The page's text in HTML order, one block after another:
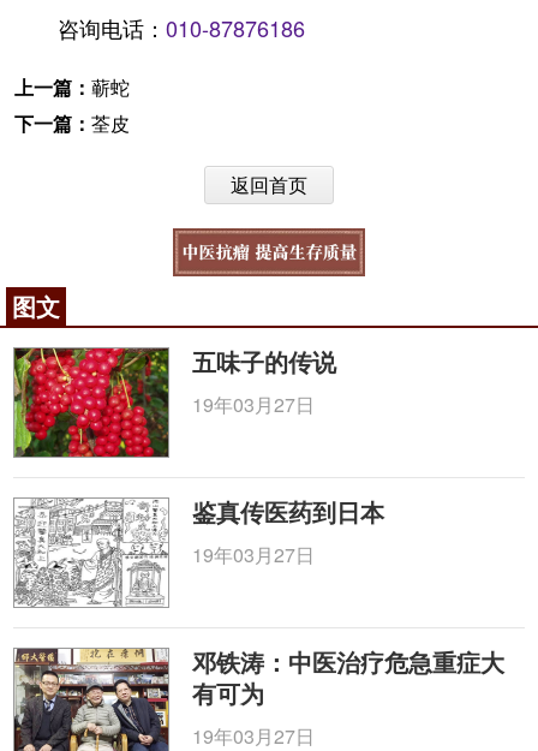
咨询电话： 010-87876186
上一篇： 蕲蛇
下一篇： 荃皮
返回首页
图文
五味子的传说
19年03月27日
鉴真传医药到日本
19年03月27日
邓铁涛：中医治疗危急重症大
有可为
19年03月27日